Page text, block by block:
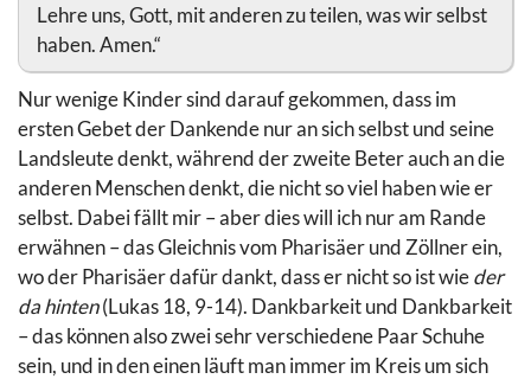
Lehre uns, Gott, mit anderen zu teilen, was wir selbst
haben. Amen.“
Nur wenige Kinder sind darauf gekommen, dass im
ersten Gebet der Dankende nur an sich selbst und seine
Landsleute denkt, während der zweite Beter auch an die
anderen Menschen denkt, die nicht so viel haben wie er
selbst. Dabei fällt mir – aber dies will ich nur am Rande
erwähnen – das Gleichnis vom Pharisäer und Zöllner ein,
wo der Pharisäer dafür dankt, dass er nicht so ist wieder
da hinten(Lukas 18, 9-14). Dankbarkeit und Dankbarkeit
– das können also zwei sehr verschiedene Paar Schuhe
sein, und in den einen läuft man immer im Kreis um sich